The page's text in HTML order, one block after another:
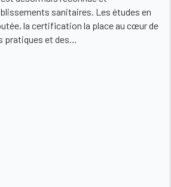
sanitaires. Les études en
la certification la place au cœur de
pratiques et des…